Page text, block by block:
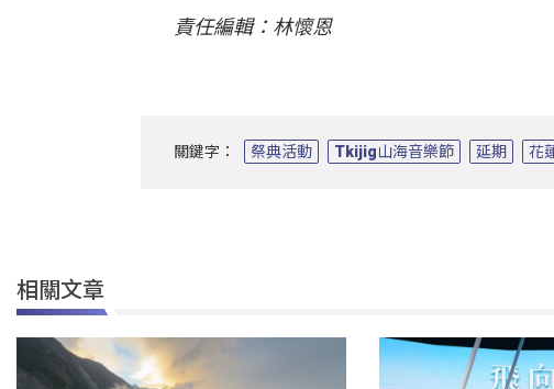
責任編輯：林懷恩
關鍵字： 祭典活動 Tkijig山海音樂節 延期 花
相關文章